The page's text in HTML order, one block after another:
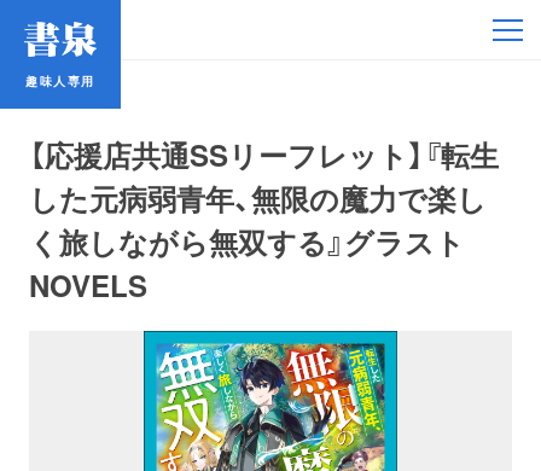
趣味人専用
【応援店共通SSリーフレット】『転生
した元病弱青年、無限の魔力で楽し
く旅しながら無双する』グラスト
NOVELS
趣味人専用
アイドル
鉄道・バス
コミック・ラノベ